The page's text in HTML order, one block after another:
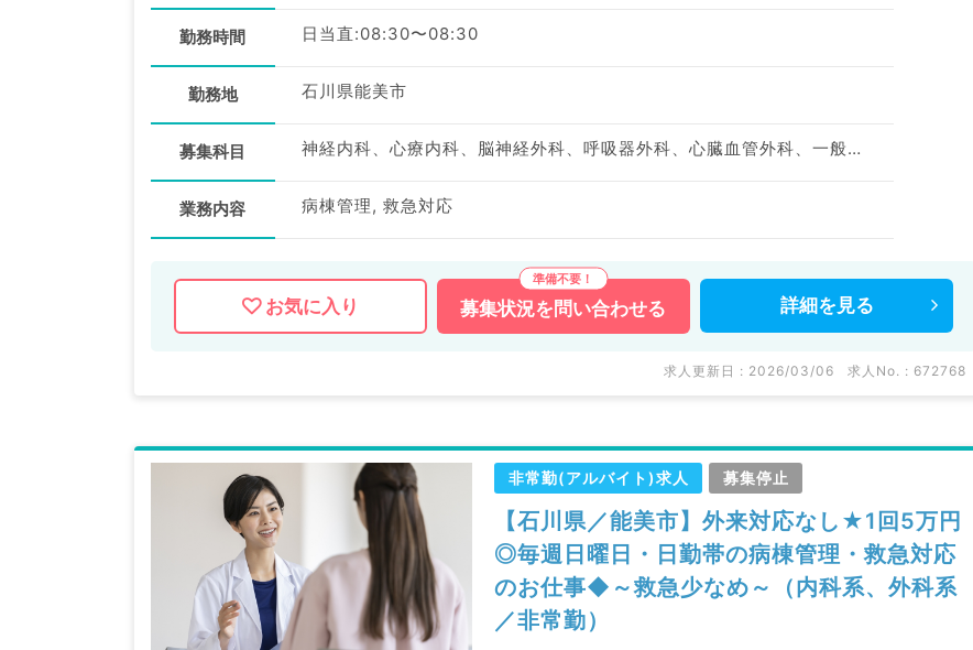
勤務時間 日当直:08:30〜08:30
勤務地 石川県能美市
募集科目 神経内科、心療内科、脳神経外科、呼吸器外科、心臓血管外科、一般内科、循環器内科、呼吸器内科、消化器内科、内分泌・代謝内科、腎臓内科、老年内科、外科系全般、一般外科、消化器外科、膠原病科
業務内容 病棟管理, 救急対応
お気に入り 募集状況を 問い合わせる 詳細を 見る
求人更新日 : 2026/03/06 求人No. : 672768
非常勤(アルバイト)求人 募集停止
【石川県／能美市】外来対応なし★1回5万円
◎毎週日曜日・日勤帯の病棟管理・救急対応
のお仕事◆～救急少なめ～（内科系、外科系
／非常勤）